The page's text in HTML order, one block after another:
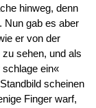
hinweg, denn
Nun gab es aber
er von der
sehen, und als
ein«
scheinen
Finger warf,